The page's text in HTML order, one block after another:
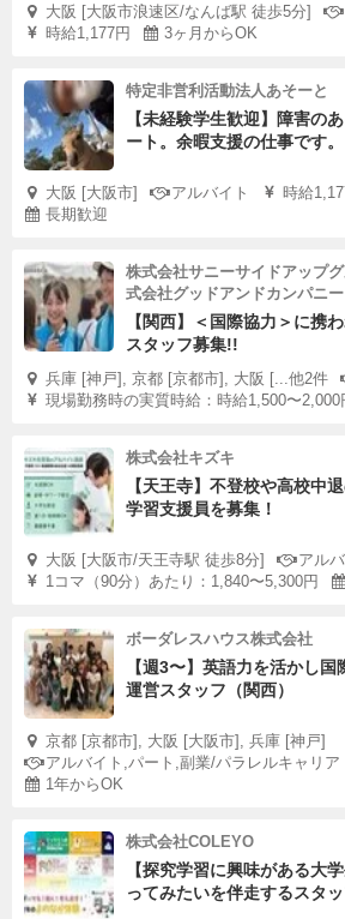
大阪 [大阪市浪速区/なんば駅 徒歩5分]
時給1,177円
3ヶ月からOK
特定非営利活動法人あそーと
【未経験学生歓迎】障害の
ート。余暇支援の仕事です。
大阪 [大阪市] アルバイト
時給
長期歓迎
株式会社サニーサイドアップ
式会社グッドアンドカンパニー
【関西】＜国際協力＞に携
スタッフ募集!!
兵庫 [神戸], 京都 [京都市], 大阪 [...他2件
現場勤務時の実質時給：時給1,500〜2,000
株式会社キズキ
【天王寺】不登校や高校中
学習支援員を募集！
大阪 [大阪市/天王寺駅 徒歩8分]
アル
1コマ（90分）あたり：1,840〜5,300円
ボーダレスハウス株式会社
【週3〜】英語力を活かし
運営スタッフ（関西）
京都 [京都市], 大阪 [大阪市], 兵庫 [神戸]
アルバイト,パート,副業/パラレルキャリア
1年からOK
株式会社COLEYO
【探究学習に興味がある大
ってみたいを伴走するスタッ